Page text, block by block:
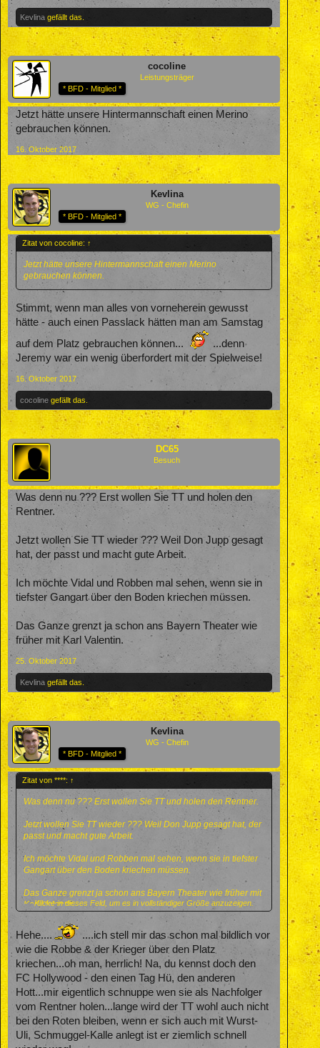
Kevlina gefällt das.
cocoline
Leistungsträger
* BFD - Mitglied *
Jetzt hätte unsere Hintermannschaft einen Merino
gebrauchen können.
16. Oktober 2017
Kevlina
WG - Chefin
* BFD - Mitglied *
Zitat von cocoline: ↑
Jetzt hätte unsere Hintermannschaft einen Merino
gebrauchen können.
Stimmt, wenn man alles von vorneherein gewusst
hätte - auch einen Passlack hätten man am Samstag
auf dem Platz gebrauchen können...
...denn
Jeremy war ein wenig überfordert mit der Spielweise!
16. Oktober 2017
cocoline gefällt das.
DC65
Besuch
Was denn nu ??? Erst wollen Sie TT und holen den
Rentner.
Jetzt wollen Sie TT wieder ??? Weil Don Jupp gesagt
hat, der passt und macht gute Arbeit.
Ich möchte Vidal und Robben mal sehen, wenn sie in
tiefster Gangart über den Boden kriechen müssen.
Das Ganze grenzt ja schon ans Bayern Theater wie
früher mit Karl Valentin.
25. Oktober 2017
Kevlina gefällt das.
Kevlina
WG - Chefin
* BFD - Mitglied *
Zitat von ****: ↑
Was denn nu ??? Erst wollen Sie TT und holen den Rentner.
Jetzt wollen Sie TT wieder ??? Weil Don Jupp gesagt hat, der
passt und macht gute Arbeit.
Ich möchte Vidal und Robben mal sehen, wenn sie in tiefster
Gangart über den Boden kriechen müssen.
Das Ganze grenzt ja schon ans Bayern Theater wie früher mit
Karl Valentin.
Klicke in dieses Feld, um es in vollständiger Größe anzuzeigen.
Hehe....
....ich stell mir das schon mal bildlich vor
wie die Robbe & der Krieger über den Platz
kriechen...oh man, herrlich! Na, du kennst doch den
FC Hollywood - den einen Tag Hü, den anderen
Hott...mir eigentlich schnuppe wen sie als Nachfolger
vom Rentner holen...lange wird der TT wohl auch nicht
bei den Roten bleiben, wenn er sich auch mit Wurst-
Uli, Schmuggel-Kalle anlegt ist er ziemlich schnell